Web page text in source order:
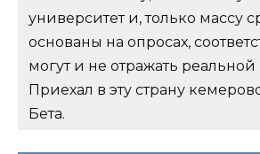
университет и, только массу
основаны на опросах,
могут и не отражать
Приехал в эту страну
Бета.